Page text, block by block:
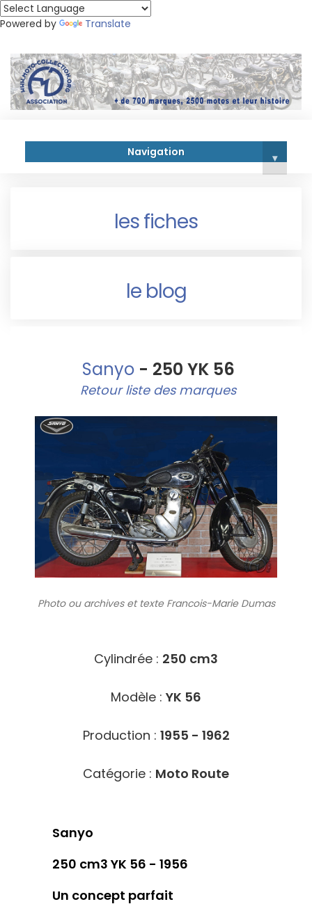
Powered by Translate
Navigation ▾
les fiches
le blog
Sanyo- 250 YK 56
Retour liste des marques
Photo ou archiveset texte Francois-Marie Dumas
Cylindrée : 250 cm3
Modèle : YK 56
Production : 1955 - 1962
Catégorie : Moto Route
Sanyo
250 cm3 YK 56 - 1956
Un concept parfait